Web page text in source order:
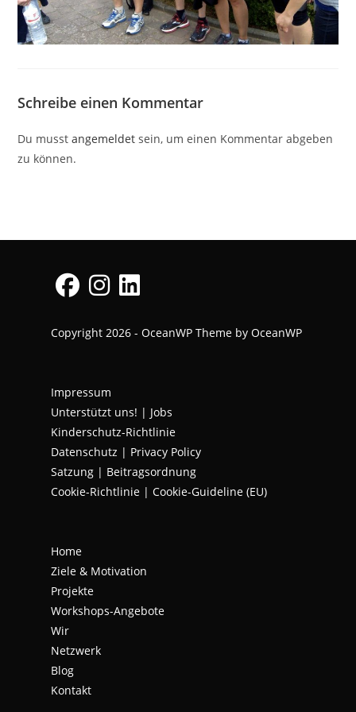
Schreibe einen Kommentar
Du musstangemeldet sein, um einen Kommentar abgeben
zu können.
in
tab
in
tab
in
Copyright 2026 - OceanWP Theme by OceanWP
Impressum
Unterstützt uns! | Jobs
Kinderschutz-Richtlinie
Datenschutz | Privacy Policy
Satzung | Beitragsordnung
Cookie-Richtlinie | Cookie-Guideline (EU)
Home
Ziele & Motivation
Projekte
Workshops-Angebote
Wir
Netzwerk
Blog
Kontakt